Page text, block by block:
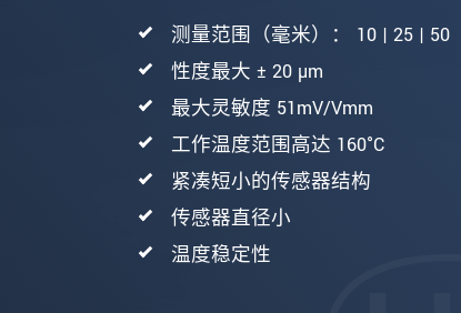
测量范围（毫米）： 10 | 25 | 50
性度最大 ± 20 µm
最大灵敏度 51mV/Vmm
工作温度范围高达 160°C
紧凑短小的传感器结构
传感器直径小
温度稳定性